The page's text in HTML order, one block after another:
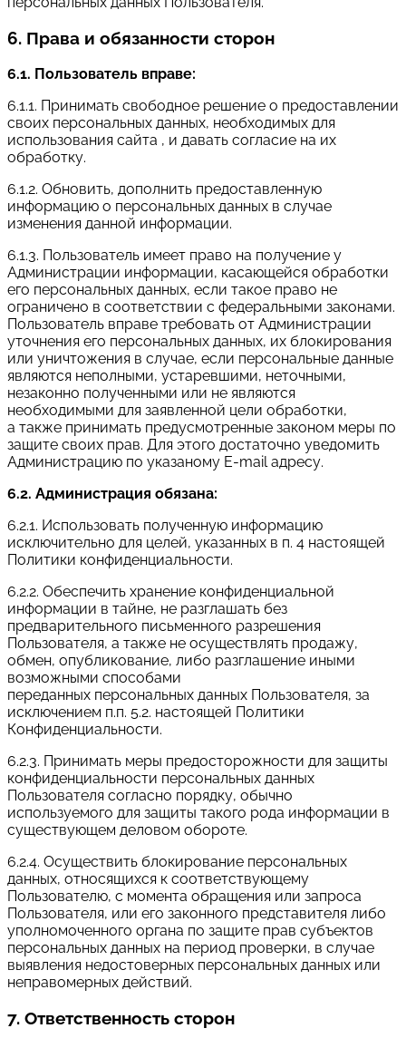
6. Права и обязанности сторон
6.1. Пользователь вправе:
6.1.1. Принимать свободное решение о предоставлении
своих персональных данных, необходимых для
использования сайта , и давать согласие на их
обработку.
6.1.2. Обновить, дополнить предоставленную
информацию о персональных данных в случае
изменения данной информации.
6.1.3. Пользователь имеет право на получение у
Администрации информации, касающейся обработки
его персональных данных, если такое право не
ограничено в соответствии с федеральными законами.
Пользователь вправе требовать от Администрации
уточнения его персональных данных, их блокирования
или уничтожения в случае, если персональные данные
являются неполными, устаревшими, неточными,
незаконно полученными или не являются
необходимыми для заявленной цели обработки,
а также принимать предусмотренные законом меры по
защите своих прав. Для этого достаточно уведомить
Администрацию по указаному E-mail адресу.
6.2. Администрация обязана:
6.2.1. Использовать полученную информацию
исключительно для целей, указанных в п. 4 настоящей
Политики конфиденциальности.
6.2.2. Обеспечить хранение конфиденциальной
информации в тайне, не разглашать без
предварительного письменного разрешения
Пользователя, а также не осуществлять продажу,
обмен, опубликование, либо разглашение иными
возможными способами
переданных персональных данных Пользователя, за
исключением п.п. 5.2. настоящей Политики
Конфиденциальности.
6.2.3. Принимать меры предосторожности для защиты
конфиденциальности персональных данных
Пользователя согласно порядку, обычно
используемого для защиты такого рода информации в
существующем деловом обороте.
6.2.4. Осуществить блокирование персональных
данных, относящихся к соответствующему
Пользователю, с момента обращения или запроса
Пользователя, или его законного представителя либо
уполномоченного органа по защите прав субъектов
персональных данных на период проверки, в случае
выявления недостоверных персональных данных или
неправомерных действий.
7. Ответственность сторон